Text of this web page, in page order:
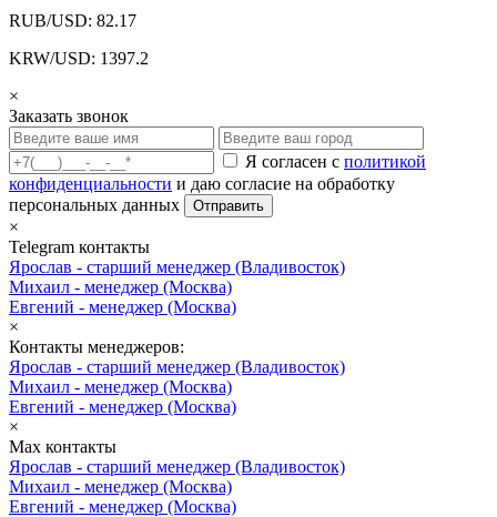
RUB/USD: 82.17
KRW/USD: 1397.2
×
Заказать звонок
Я согласен с политикой
конфиденциальности и даю согласие на обработку
персональных данных
Отправить
×
Telegram контакты
Ярослав - старший менеджер (Владивосток)
Михаил - менеджер (Москва)
Евгений - менеджер (Москва)
×
Контакты менеджеров:
Ярослав - старший менеджер (Владивосток)
Михаил - менеджер (Москва)
Евгений - менеджер (Москва)
×
Max контакты
Ярослав - старший менеджер (Владивосток)
Михаил - менеджер (Москва)
Евгений - менеджер (Москва)